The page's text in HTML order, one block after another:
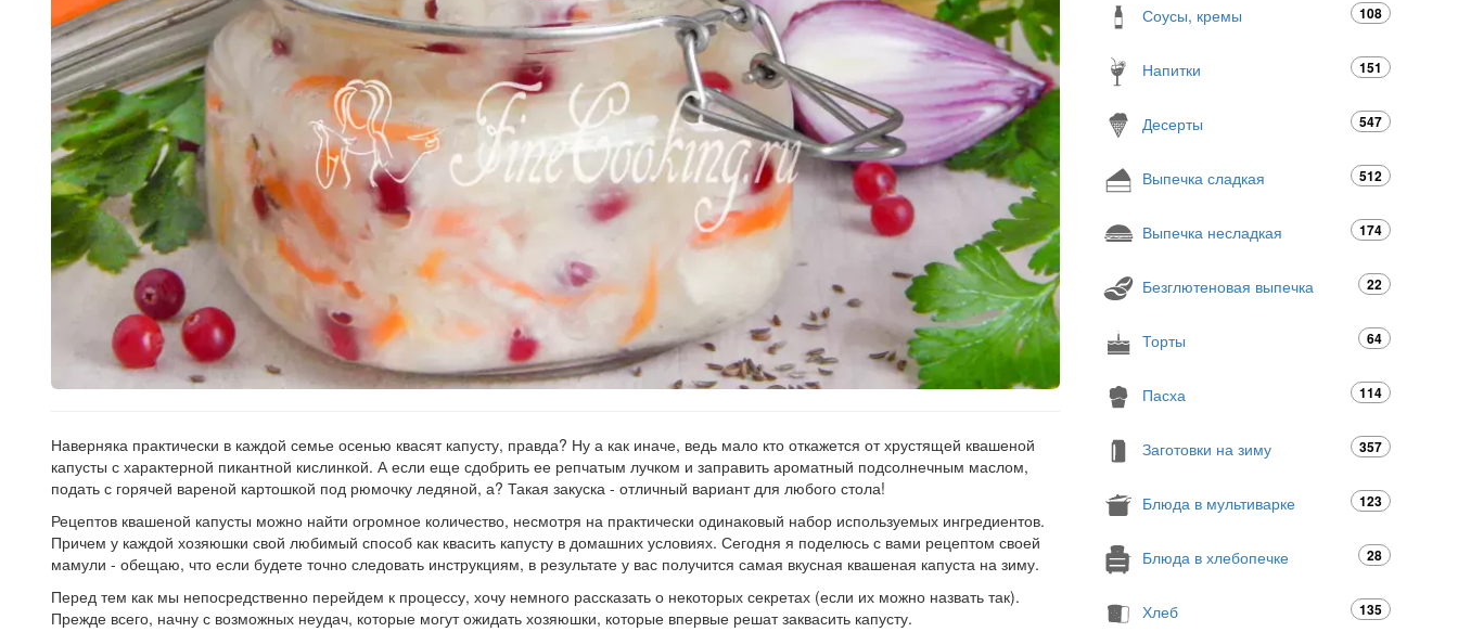
заказу
Наверняка практически в каждой семье осенью квасят капусту, правда? Ну а как иначе, ведь мало кто откажется от хрустящей квашеной
капусты с характерной пикантной кислинкой. А если еще сдобрить ее репчатым лучком и заправить ароматный подсолнечным маслом,
подать с горячей вареной картошкой под рюмочку ледяной, а? Такая закуска - отличный вариант для любого стола!
Рецептов квашеной капусты можно найти огромное количество, несмотря на практически одинаковый набор используемых ингредиентов.
Причем у каждой хозяюшки свой любимый способ как квасить капусту в домашних условиях. Сегодня я поделюсь с вами рецептом своей
мамули - обещаю, что если будете точно следовать инструкциям, в результате у вас получится самая вкусная квашеная капуста на зиму.
Перед тем как мы непосредственно перейдем к процессу, хочу немного рассказать о некоторых секретах (если их можно назвать так).
Прежде всего, начну с возможных неудач, которые могут ожидать хозяюшки, которые впервые решат заквасить капусту.
Соусы, кремы 108
Напитки 151
Десерты 547
Выпечка сладкая 512
Выпечка несладкая 174
Безглютеновая выпечка 22
Торты 64
Пасха 114
Заготовки на зиму 357
Блюда в мультиварке 123
Блюда в хлебопечке 28
Хлеб 135